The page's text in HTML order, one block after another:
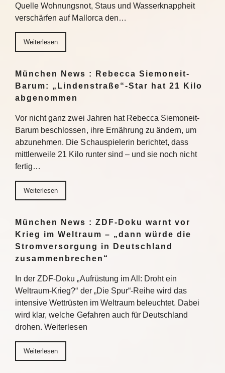
Quelle Wohnungsnot, Staus und Wasserknappheit
verschärfen auf Mallorca den…
Weiterlesen
München News : Rebecca Siemoneit-
Barum: „Lindenstraße“-Star hat 21 Kilo
abgenommen
Vor nicht ganz zwei Jahren hat Rebecca Siemoneit-
Barum beschlossen, ihre Ernährung zu ändern, um
abzunehmen. Die Schauspielerin berichtet, dass
mittlerweile 21 Kilo runter sind – und sie noch nicht
fertig…
Weiterlesen
München News : ZDF-Doku warnt vor
Krieg im Weltraum – „dann würde die
Stromversorgung in Deutschland
zusammenbrechen“
In der ZDF-Doku „Aufrüstung im All: Droht ein
Weltraum-Krieg?“ der „Die Spur“-Reihe wird das
intensive Wettrüsten im Weltraum beleuchtet. Dabei
wird klar, welche Gefahren auch für Deutschland
drohen. Weiterlesen
Weiterlesen